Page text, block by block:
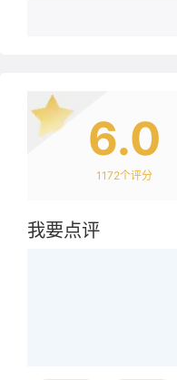
6.0
1172个评分
我要点评